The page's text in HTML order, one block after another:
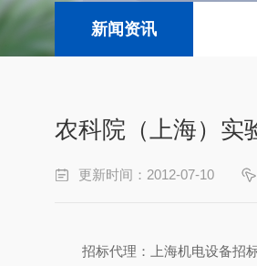
新闻资讯
农科院（上海）实
更新时间：2012-07-10
招标代理：上海机电设备招